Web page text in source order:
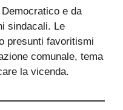
e da
sindacali. Le
presunti favoritismi
comunale, tema
la vicenda.